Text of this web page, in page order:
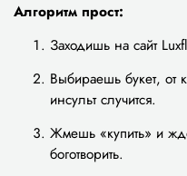
Алгоритм прост:
Заходишь на сайт
Выбираешь букет, от
инсульт случится.
Жмешь «купить» и
боготворить.